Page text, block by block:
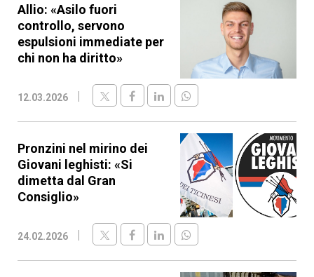
Allio: «Asilo fuori
controllo, servono
espulsioni immediate per
chi non ha diritto»
12.03.2026
Pronzini nel mirino dei
Giovani leghisti: «Si
dimetta dal Gran
Consiglio»
24.02.2026